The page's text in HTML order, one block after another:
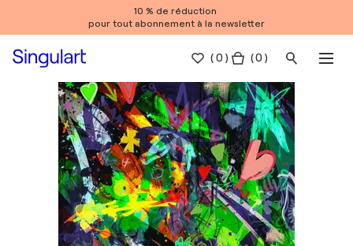
10 % de réduction
pour tout abonnement à la newsletter
(0 ) ( 0 )